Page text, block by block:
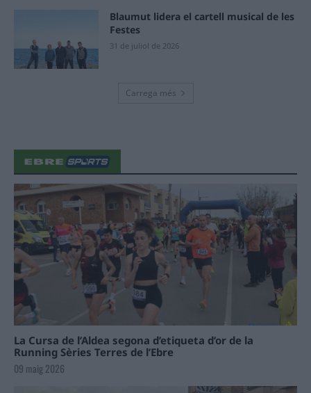
Blaumut lidera el cartell musical de les
Festes
31 de juliol de 2026
Carrega més
La Cursa de l’Aldea segona d’etiqueta d’or de la
Running Sèries Terres de l’Ebre
09 maig 2026